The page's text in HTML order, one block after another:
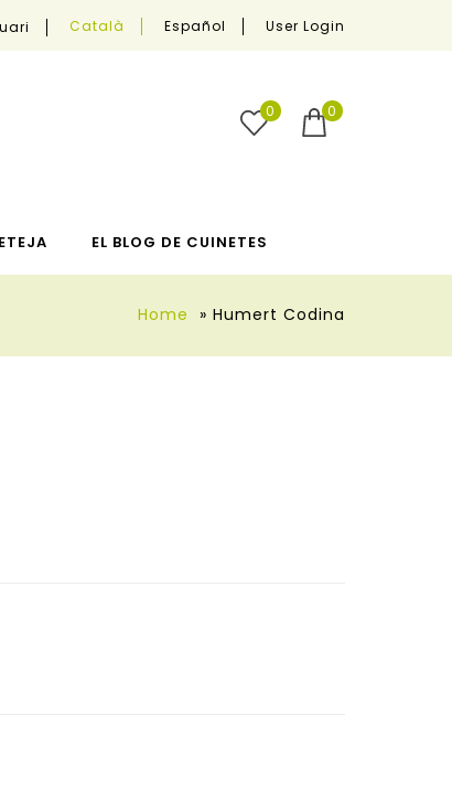
Català Español User Login
0
0
EL BLOG DE CUINETES
Home » Humert Codina